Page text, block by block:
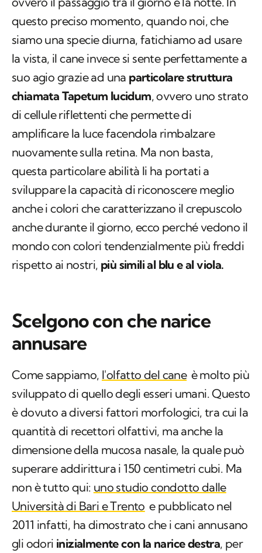
questo preciso momento, quando noi, che
siamo una specie diurna, fatichiamo ad usare
la vista, il cane invece si sente perfettamente a
suo agio grazie ad una particolare struttura
chiamata Tapetum lucidum, ovvero uno strato
di cellule riflettenti che permette di
amplificare la luce facendola rimbalzare
nuovamente sulla retina. Ma non basta,
questa particolare abilità li ha portati a
sviluppare la capacità di riconoscere meglio
anche i colori che caratterizzano il crepuscolo
anche durante il giorno, ecco perché vedono il
mondo con colori tendenzialmente più freddi
rispetto ai nostri, più simili al blu e al viola.
Scelgono con che narice
annusare
Come sappiamo, l'olfatto del cane è molto più
sviluppato di quello degli esseri umani. Questo
è dovuto a diversi fattori morfologici, tra cui la
quantità di recettori olfattivi, ma anche la
dimensione della mucosa nasale, la quale può
superare addirittura i 150 centimetri cubi. Ma
non è tutto qui: uno studio condotto dalle
Università di Bari e Trento e pubblicato nel
2011 infatti, ha dimostrato che i cani annusano
gli odori inizialmente con la narice destra, per